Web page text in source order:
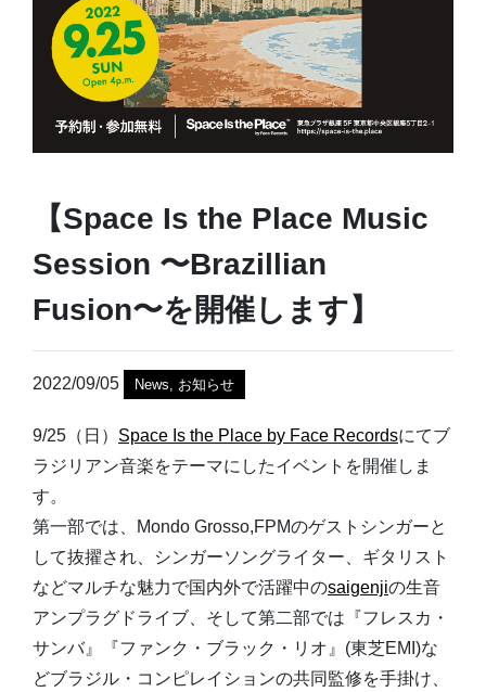
【Space Is the Place Music
Session 〜Brazillian
Fusion〜を開催します】
2022/09/05 News, お知らせ
9/25（日） Space Is the Place by Face Recordsにてブ
ラジリアン音楽をテーマにしたイベントを開催しま
す。
第一部では、Mondo Grosso,FPMのゲストシンガーと
して抜擢され、シンガーソングライター、ギタリスト
などマルチな魅力で国内外で活躍中のsaigenjiの生音
アンプラグドライブ、そして第二部では『フレスカ・
サンバ』『ファンク・ブラック・リオ』(東芝EMI)な
どブラジル・コンピレイションの共同監修を手掛け、